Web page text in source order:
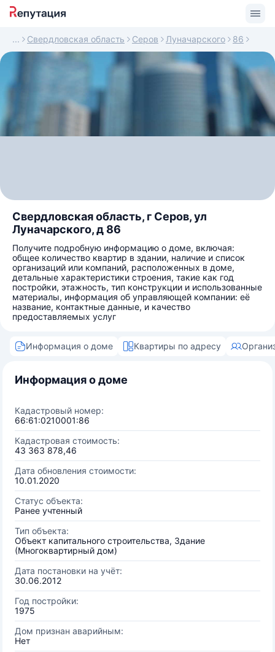
Свердловская область Серов Луначарского 86
Свердловская область, г Серов, ул
Луначарского, д 86
Получите подробную информацию о доме, включая:
общее количество квартир в здании, наличие и список
организаций или компаний, расположенных в доме,
детальные характеристики строения, такие как год
постройки, этажность, тип конструкции и использованные
материалы, информация об управляющей компании: её
название, контактные данные, и качество
предоставляемых услуг
Информация о доме Квартиры по адресу
Информация о доме
Кадастровый номер:
66:61:0210001:86
Кадастровая стоимость:
43 363 878,46
Дата обновления стоимости:
10.01.2020
Статус объекта:
Ранее учтенный
Тип объекта:
Объект капитального строительства, Здание
(Многоквартирный дом)
Дата постановки на учёт:
30.06.2012
Год постройки:
1975
Дом признан аварийным:
Нет